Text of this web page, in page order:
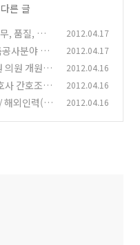
른 글
, 품질, 설
2012.04.17
사분야 경
2012.04.17
원 개원 입
(0)
2012.04.16
사 간호조무
2012.04.16
해외인력(3
2012.04.16